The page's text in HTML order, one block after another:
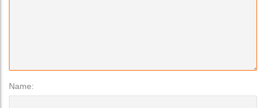
Name: